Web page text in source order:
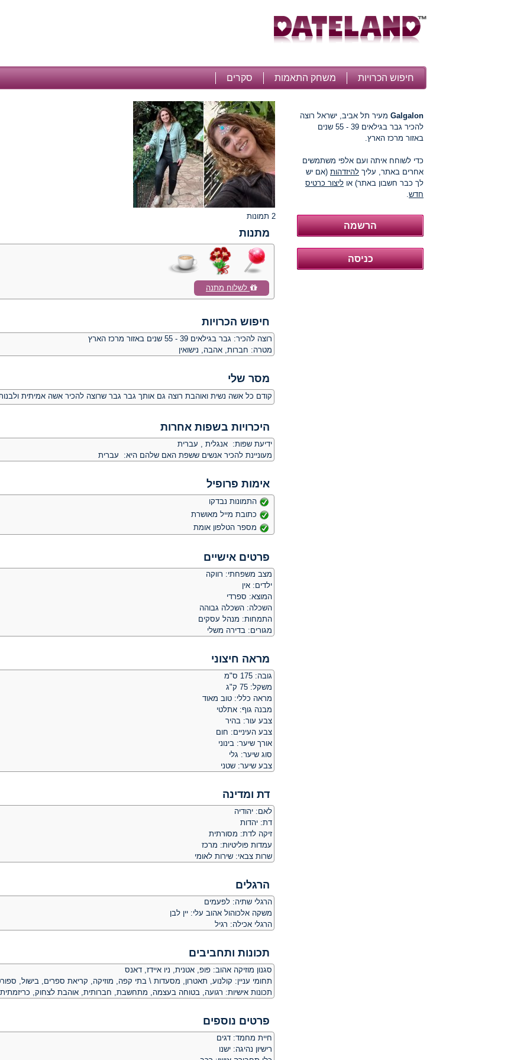
חיפוש הכרויות משחק התאמות סקרים
Galgalon מעיר תל אביב, ישראל רוצה
להכיר גבר בגילאים 39 - 55 שנים
באזור מרכז הארץ.
כדי לשוחח איתה ועם אלפי משתמשים
אחרים באתר, עליך להיזדהות (אם יש
לך כבר חשבון באתר) או ליצור כרטיס
חדש.
2 תמונות
מתנות
לשלוח מתנה
חיפוש הכרויות
רוצה להכיר: גבר בגילאים 39 - 55 שנים באזור מרכז הארץ
מטרה: חברות, אהבה, נישואין
מסר שלי
קודם כל אשה נשית ואוהבת רוצה גם אותך גבר גבר שרוצה להכיר אשה אמיתית
היכרויות בשפות אחרות
ידיעת שפות: אנגלית , עברית
מעוניינת להכיר אנשים ששפת האם שלהם היא: עברית
אימות פרופיל
התמונות נבדקו
כתובת מייל מאושרת
מספר הטלפון אומת
פרטים אישיים
מצב משפחתי: רווקה
ילדים: אין
המוצא: ספרדי
השכלה: השכלה גבוהה
התמחות: מנהל עסקים
מגורים: בדירה משלי
מראה חיצוני
גובה: 175 ס"מ
משקל: 75 ק"ג
מראה כללי: טוב מאוד
מבנה גוף: אתלטי
צבע עור: בהיר
צבע העיניים: חום
אורך שיער: בינוני
סוג שיער: גלי
צבע שיער: שטני
דת ומדינה
לאם: יהודיה
דת: יהדות
זיקה לדת: מסורתית
עמדות פוליטיות: מרכז
שרות צבאי: שירות לאומי
הרגלים
הרגלי שתיה: לפעמים
משקה אלכוהול אהוב עלי: יין לבן
הרגלי אכילה: רגיל
תכונות ותחביבים
סגנון מוזיקה אהוב: פופ, אטנית, ניו איידז, דאנס
תחומי עניין: קולנוע, תאטרון, מסעדות \ בתי קפה, מוזיקה, קריאת ספרים, בישול,
תכונות אישיות: רגועה, בטוחה בעצמה, מתחשבת, חברותית, אוהבת לצחוק,
פרטים נוספים
חיית מחמד: דגים
רישיון נהיגה: ישנו